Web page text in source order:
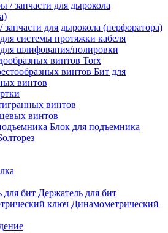
запчасти для дырокола (перфоратора)
системы протяжки кабеля
шлифования/полировки
винтов Torx
Бит для
винтов
винтов
винтов
Блок для подъемника
Держатель для бит
Динамометрический